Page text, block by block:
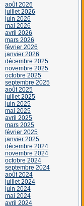
août 2026
juillet 2026
juin 2026
mai 2026
avril 2026
mars 2026
février 2026
janvier 2026
décembre 2025
novembre 2025
octobre 2025
septembre 2025
août 2025
juillet 2025
juin 2025
mai 2025
avril 2025
mars 2025
février 2025
janvier 2025
décembre 2024
novembre 2024
octobre 2024
septembre 2024
août 2024
juillet 2024
juin 2024
mai 2024
avril 2024